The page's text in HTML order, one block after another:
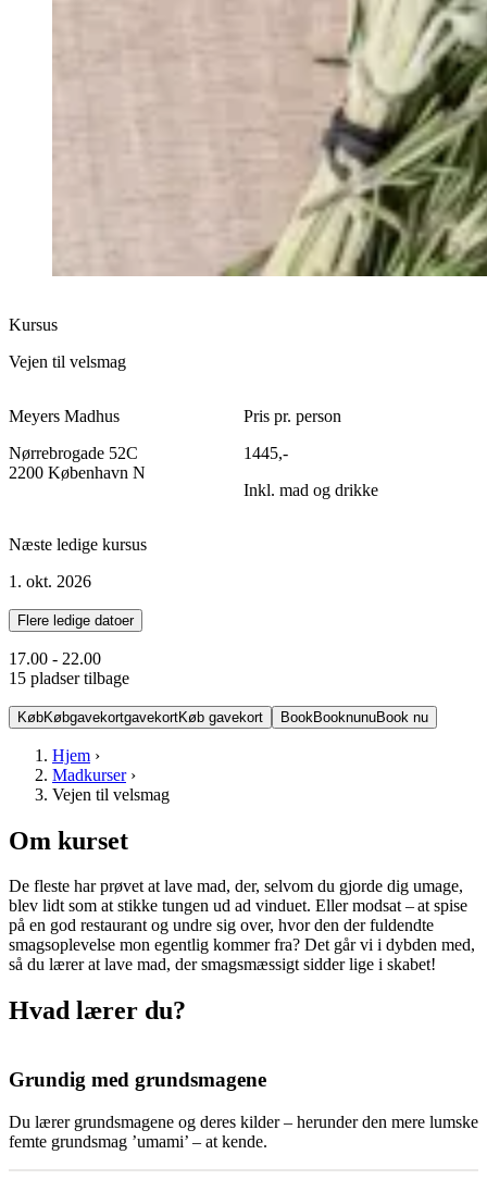
Kursus
Vejen til velsmag
Meyers Madhus
Nørrebrogade 52C
2200 København N
Pris pr. person
1445,-
Inkl. mad og drikke
Næste ledige kursus
1. okt. 2026
Flere ledige datoer
17.00 - 22.00
15 pladser tilbage
KøbKøbgavekortgavekortKøb gavekort BookBooknunuBook nu
Hjem ›
Madkurser›
Vejen til velsmag
Om kurset
De fleste har prøvet at lave mad, der, selvom du gjorde dig umage,
blev lidt som at stikke tungen ud ad vinduet. Eller modsat – at spise
på en god restaurant og undre sig over, hvor den der fuldendte
smagsoplevelse mon egentlig kommer fra? Det går vi i dybden med,
så du lærer at lave mad, der smagsmæssigt sidder lige i skabet!
Hvad lærer du?
Grundig med grundsmagene
Du lærer grundsmagene og deres kilder – herunder den mere lumske
femte grundsmag ’umami’ – at kende.